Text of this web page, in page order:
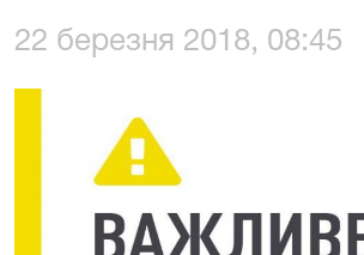
22 березня 2018, 08:45